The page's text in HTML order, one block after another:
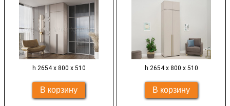
h 2654 х 800 х 510 h 2654 х 800 х 510